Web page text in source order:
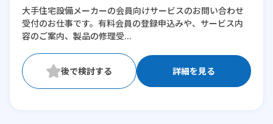
9:40〜18:40(休憩1:00)
10:00〜19:00(休憩1:00)
※残業：0〜5時間程度/月
大手住宅設備メーカーの会員向けサービスのお問い合わせ
受付のお仕事です。有料会員の登録申込みや、サービス内
容のご案内、製品の修理受...
詳細を見る